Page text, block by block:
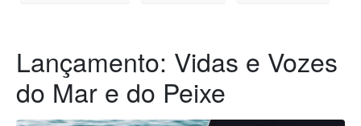
Lançamento: Vidas e Vozes
do Mar e do Peixe